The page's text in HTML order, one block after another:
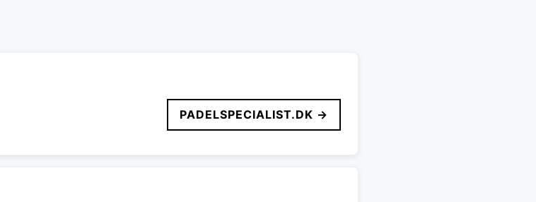
PADELSPECIALIST.DK →